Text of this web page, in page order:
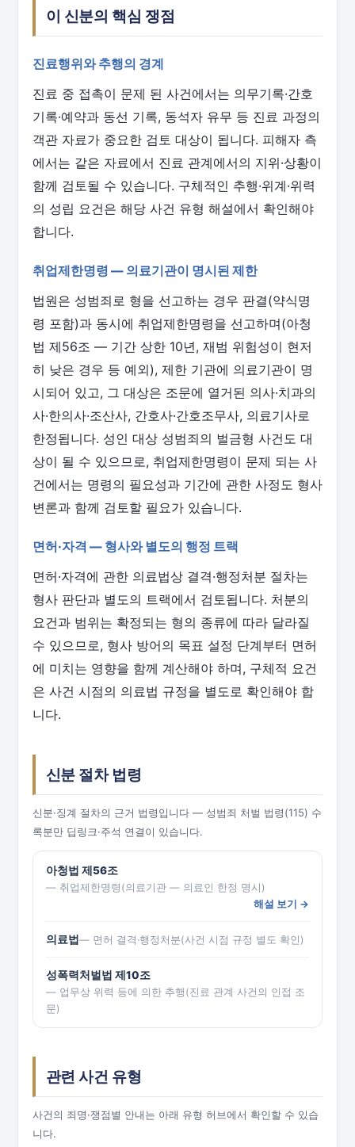
이 신분의 핵심 쟁점
진료행위와 추행의 경계
진료 중 접촉이 문제 된 사건에서는 의무기록·간호
기록·예약과 동선 기록, 동석자 유무 등 진료 과정의
객관 자료가 중요한 검토 대상이 됩니다. 피해자 측
에서는 같은 자료에서 진료 관계에서의 지위·상황이
함께 검토될 수 있습니다. 구체적인 추행·위계·위력
의 성립 요건은 해당 사건 유형 해설에서 확인해야
합니다.
취업제한명령 — 의료기관이 명시된 제한
법원은 성범죄로 형을 선고하는 경우 판결(약식명
령 포함)과 동시에 취업제한명령을 선고하며(아청
법 제56조 — 기간 상한 10년, 재범 위험성이 현저
히 낮은 경우 등 예외), 제한 기관에 의료기관이 명
시되어 있고, 그 대상은 조문에 열거된 의사·치과의
사·한의사·조산사, 간호사·간호조무사, 의료기사로
한정됩니다. 성인 대상 성범죄의 벌금형 사건도 대
상이 될 수 있으므로, 취업제한명령이 문제 되는 사
건에서는 명령의 필요성과 기간에 관한 사정도 형사
변론과 함께 검토할 필요가 있습니다.
면허·자격 — 형사와 별도의 행정 트랙
면허·자격에 관한 의료법상 결격·행정처분 절차는
형사 판단과 별도의 트랙에서 검토됩니다. 처분의
요건과 범위는 확정되는 형의 종류에 따라 달라질
수 있으므로, 형사 방어의 목표 설정 단계부터 면허
에 미치는 영향을 함께 계산해야 하며, 구체적 요건
은 사건 시점의 의료법 규정을 별도로 확인해야 합
니다.
신분 절차 법령
신분·징계 절차의 근거 법령입니다 — 성범죄 처벌 법령(115) 수
록분만 딥링크·주석 연결이 있습니다.
아청법 제56조
— 취업제한명령(의료기관 — 의료인 한정 명시)
해설 보기 →
의료법 — 면허 결격·행정처분(사건 시점 규정 별도 확인)
성폭력처벌법 제10조
— 업무상 위력 등에 의한 추행(진료 관계 사건의 인접 조
문)
관련 사건 유형
사건의 죄명·쟁점별 안내는 아래 유형 허브에서 확인할 수 있습
니다.